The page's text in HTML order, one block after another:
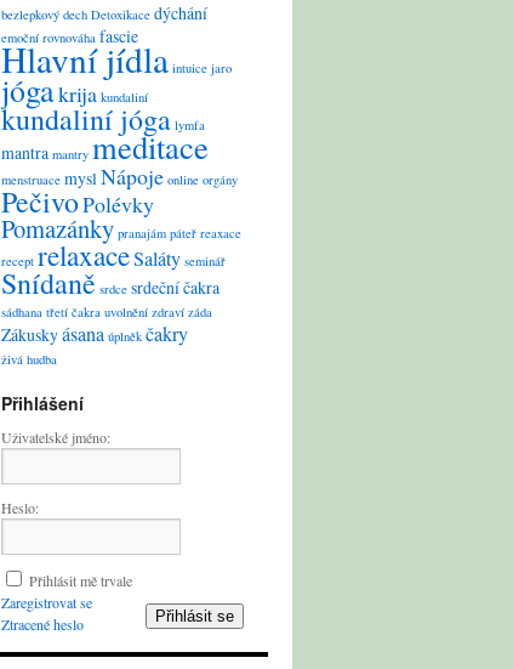
bezlepkový dech Detoxikace dýchání
emoční rovnováha fascie
Hlavní jídla intuice jaro
jógakrija kundaliní
kundaliní jóga lymfa
mantra mantry meditace
menstruace myslNápoje online orgány
PečivoPolévky
Pomazánky pranajám páteř reaxace
recept relaxaceSaláty seminář
Snídaně srdce srdeční čakra
sádhana třetí čakra uvolnění zdraví záda
Zákuskyásana úplněk čakry
živá hudba
Přihlášení
Uživatelské jméno:
Heslo:
Přihlásit mě trvale
Přihlásit se
Zaregistrovat se
Ztracené heslo